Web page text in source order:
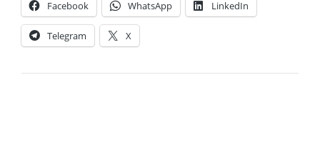
Facebook WhatsApp LinkedIn
Telegram X